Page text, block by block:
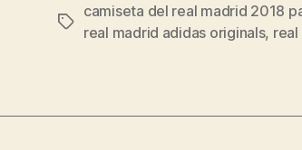
Etiquetas
camiseta del real madrid 2018
real madrid adidas originals,